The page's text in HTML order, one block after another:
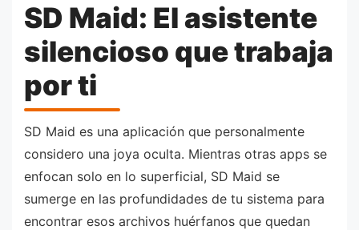
SD Maid: El asistente
silencioso que trabaja
por ti
SD Maid es una aplicación que personalmente
considero una joya oculta. Mientras otras apps se
enfocan solo en lo superficial, SD Maid se
sumerge en las profundidades de tu sistema para
encontrar esos archivos huérfanos que quedan